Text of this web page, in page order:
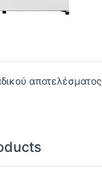
αποτελέσματος